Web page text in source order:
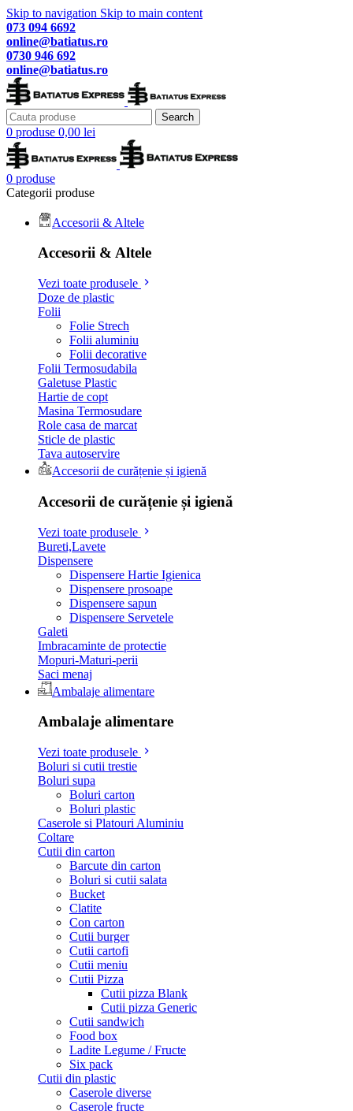
Skip to navigation Skip to main content
073 094 6692
online@batiatus.ro
0730 946 692
online@batiatus.ro
Search
0 produse 0,00 lei
0 produse
Categorii produse
Accesorii & Altele
Accesorii & Altele
Vezi toate produsele
Doze de plastic
Folii
Folie Strech
Folii aluminiu
Folii decorative
Folii Termosudabila
Galetuse Plastic
Hartie de copt
Masina Termosudare
Role casa de marcat
Sticle de plastic
Tava autoservire
Accesorii de curățenie și igienă
Accesorii de curățenie și igienă
Vezi toate produsele
Bureti,Lavete
Dispensere
Dispensere Hartie Igienica
Dispensere prosoape
Dispensere sapun
Dispensere Servetele
Galeti
Imbracaminte de protectie
Mopuri-Maturi-perii
Saci menaj
Ambalaje alimentare
Ambalaje alimentare
Vezi toate produsele
Boluri si cutii trestie
Boluri supa
Boluri carton
Boluri plastic
Caserole si Platouri Aluminiu
Coltare
Cutii din carton
Barcute din carton
Boluri si cutii salata
Bucket
Clatite
Con carton
Cutii burger
Cutii cartofi
Cutii meniu
Cutii Pizza
Cutii pizza Blank
Cutii pizza Generic
Cutii sandwich
Food box
Ladite Legume / Fructe
Six pack
Cutii din plastic
Caserole diverse
Caserole fructe